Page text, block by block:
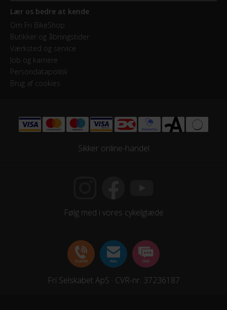
Lær os bedre at kende
Om Fri BikeShop
Butikker og åbningstider
Værksted og service
Job og karriere
Persondatapolitik
Brug af cookies
Sikker online-handel
Følg med i vores cykelglæde
Fri Selskabet ApS · CVR-nr. 37236187